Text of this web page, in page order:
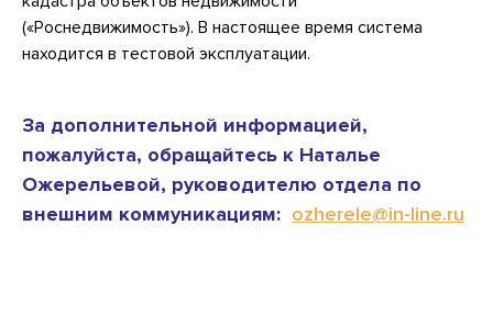
(«Роснедвижимость»). В настоящее время система
находится в тестовой эксплуатации.
За дополнительной информацией,
пожалуйста, обращайтесь к Наталье
Ожерельевой, руководителю отдела по
внешним коммуникациям: ozherele@in-line.ru